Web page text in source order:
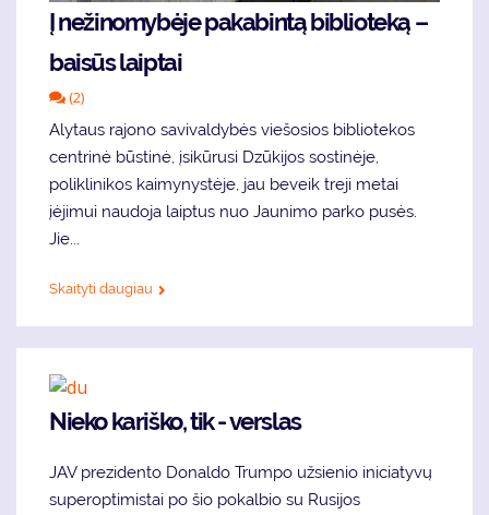
Į nežinomybėje pakabintą biblioteką –
baisūs laiptai
(2)
Alytaus rajono savivaldybės viešosios bibliotekos
centrinė būstinė, įsikūrusi Dzūkijos sostinėje,
poliklinikos kaimynystėje, jau beveik treji metai
įėjimui naudoja laiptus nuo Jaunimo parko pusės.
Jie...
Skaityti daugiau
Nieko kariško, tik - verslas
JAV prezidento Donaldo Trumpo užsienio iniciatyvų
superoptimistai po šio pokalbio su Rusijos